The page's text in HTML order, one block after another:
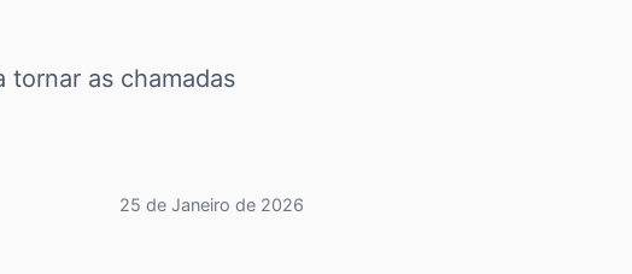
tornar as chamadas
25 de Janeiro de 2026